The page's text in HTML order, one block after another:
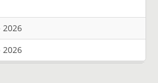
2026
2026